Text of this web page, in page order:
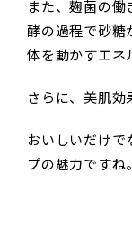
また、麹菌の
酵の過程で砂糖
体を動かすエネ
さらに、美肌効
おいしいだけで
プの魅力ですね。